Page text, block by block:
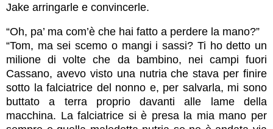
Jake arringarle e convincerle.
“Oh, pa’ ma com’è che hai fatto a perdere la mano?”
“Tom, ma sei scemo o mangi i sassi? Ti ho detto un
milione di volte che da bambino, nei campi fuori
Cassano, avevo visto una nutria che stava per finire
sotto la falciatrice del nonno e, per salvarla, mi sono
buttato a terra proprio davanti alle lame della
macchina. La falciatrice si è presa la mia mano per